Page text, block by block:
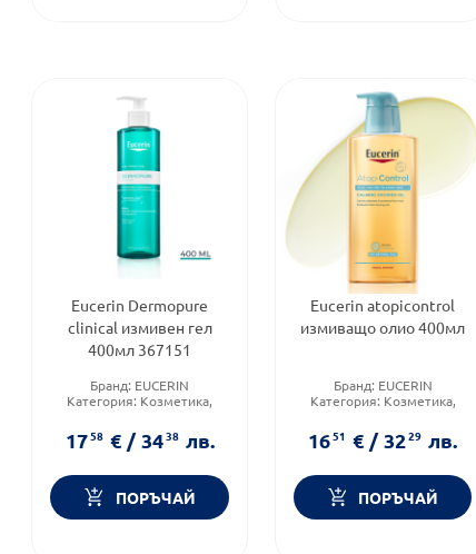
Eucerin Dermopure
clinical измивен гел
400мл 367151
Бранд: EUCERIN
Категория: Козметика,
Форма на продукта:
1758 € / 3438 лв.
ПОРЪЧАЙ
Eucerin atopicontrol
измиващо олио 400мл
Бранд: EUCERIN
Категория: Козметика,
Форма на продукта:
1651 € / 3229 лв.
ПОРЪЧАЙ